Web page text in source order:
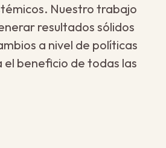
Nuestro trabajo
resultados sólidos
a nivel de políticas
el beneficio de todas las